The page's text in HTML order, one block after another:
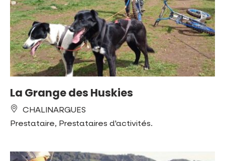
La Grange des Huskies
CHALINARGUES
Prestataire, Prestataires d'activités.